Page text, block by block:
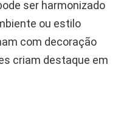
ser harmonizado
ou estilo
com decoração
criam destaque em